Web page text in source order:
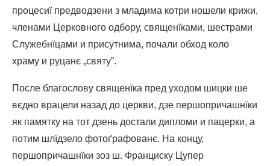
процесиї предводзени з младима котри ношели крижи,
членами Церковного одбору, священїками, шестрами
Служебнїцами и присутнима, почали обход коло
храму и руцанє „святу”.
После благослову священїка пред уходом шицки ше
вєдно врацели назад до церкви, дзе першопричашнїки
як памятку на тот дзень достали дипломи и пацерки, а
потим шлїдзело фотоґрафованє. На концу,
першопричашнїки зоз ш. Франциску Цупер